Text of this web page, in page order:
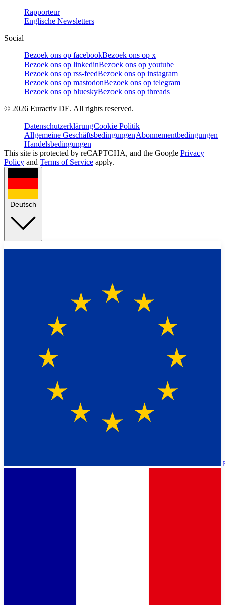
Rapporteur
Englische Newsletters
Social
Bezoek ons op facebookBezoek ons op x
Bezoek ons op linkedinBezoek ons op youtube
Bezoek ons op rss-feedBezoek ons op instagram
Bezoek ons op mastodonBezoek ons op telegram
Bezoek ons op blueskyBezoek ons op threads
© 2026 Euractiv DE. All rights reserved.
DatenschutzerklärungCookie Politik
Allgemeine GeschäftsbedingungenAbonnementbedingungen
Handelsbedingungen
This site is protected by reCAPTCHA, and the Google Privacy
Policy and Terms of Service apply.
Deutsch